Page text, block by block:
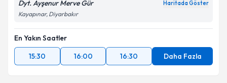
Kişisel verilerimin işlenmesine ilişkin
Metni'ni okudum ve kişisel verilerimin belirtilen
kapsamda işlenmesini kabul ediyorum.
Dyt. Ayşenur Merve Gür Haritada Göster
Kayapınar, Diyarbakır
En Yakın Saatler
15:30
16:00 16:30 Daha Fazla